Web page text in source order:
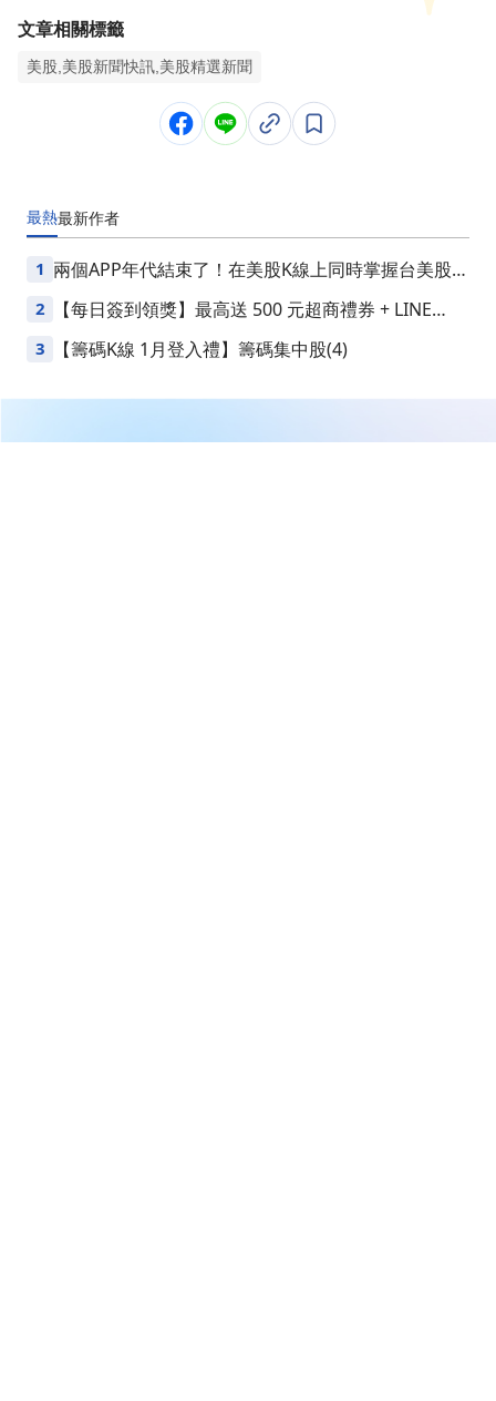
文章相關標籤
美股,美股新聞快訊,美股精選新聞
最熱最新作者
1 兩個APP年代結束了！在美股K線上同時掌握台美股損
益
2
【每日簽到領獎】最高送 500 元超商禮券 + LINE
Points
3 【籌碼K線 1月登入禮】籌碼集中股(4)